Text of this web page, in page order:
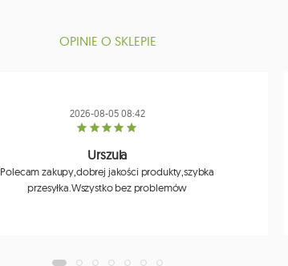
OPINIE O SKLEPIE
2026-08-05 08:42
Urszula
Polecam zakupy,dobrej jakości produkty,szybka
przesyłka.Wszystko bez problemów